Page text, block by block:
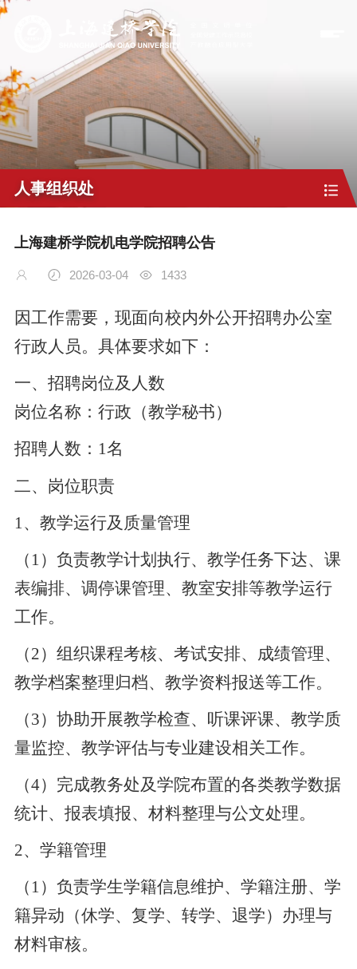
人事组织处
上海建桥学院机电学院招聘公告
2026-03-04 1433
因工作需要， 现面向校内外公开招聘办公室
行政人员。 具体要求如下：
一、招聘岗位及人数
岗位名称： 行政（教学秘书）
招聘人数： 1名
二、岗位职责
1、 教学运行及质量管理
（ 1）负责教学计划执行、教学任务下达、课
表编排、调停课管理、教室安排等教学运行
工作。
（2）组织课程考核、考试安排、成绩管理、
教学档案整理归档、教学资料报送等工作。
（3）协助开展教学检查、听课评课、教学质
量监控、教学评估与专业建设相关工作。
（4）完成教务处及学院布置的各类教学数据
统计、报表填报、材料整理与公文处理。
2、 学籍管理
（ 1）负责学生学籍信息维护、学籍注册、学
籍异动（休学、复学、转学、退学）办理与
材料审核。